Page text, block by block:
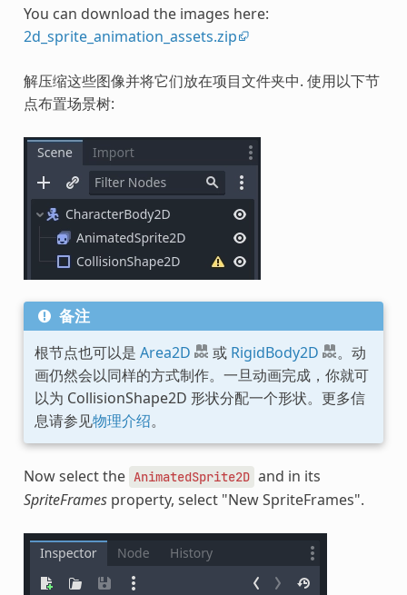
You can download the images here:
2d_sprite_animation_assets.zip
解压缩这些图像并将它们放在项目文件夹中. 使用以下节
点布置场景树:
备注
根节点也可以是 Area2D 或 RigidBody2D
。动
画仍然会以同样的方式制作。一旦动画完成，你就可
以为 CollisionShape2D 形状分配一个形状。更多信
息请参见物理介绍。
Now select the AnimatedSprite2D and in its
SpriteFramesproperty, select "New SpriteFrames".